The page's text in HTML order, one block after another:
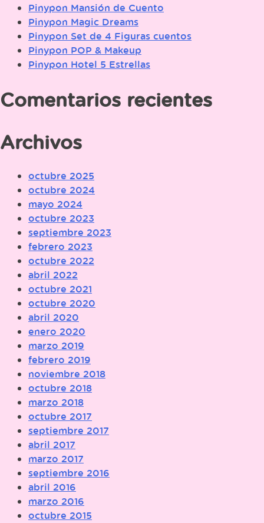
Pinypon Mansión de Cuento
Pinypon Magic Dreams
Pinypon Set de 4 Figuras cuentos
Pinypon POP & Makeup
Pinypon Hotel 5 Estrellas
Comentarios recientes
Archivos
octubre 2025
octubre 2024
mayo 2024
octubre 2023
septiembre 2023
febrero 2023
octubre 2022
abril 2022
octubre 2021
octubre 2020
abril 2020
enero 2020
marzo 2019
febrero 2019
noviembre 2018
octubre 2018
marzo 2018
octubre 2017
septiembre 2017
abril 2017
marzo 2017
septiembre 2016
abril 2016
marzo 2016
octubre 2015